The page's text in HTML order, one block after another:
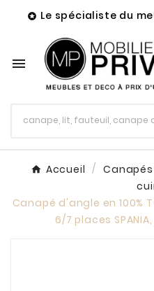
 Le spécialiste du

Accueil Canapés
Canapé d'angle en 100%
6/7 places